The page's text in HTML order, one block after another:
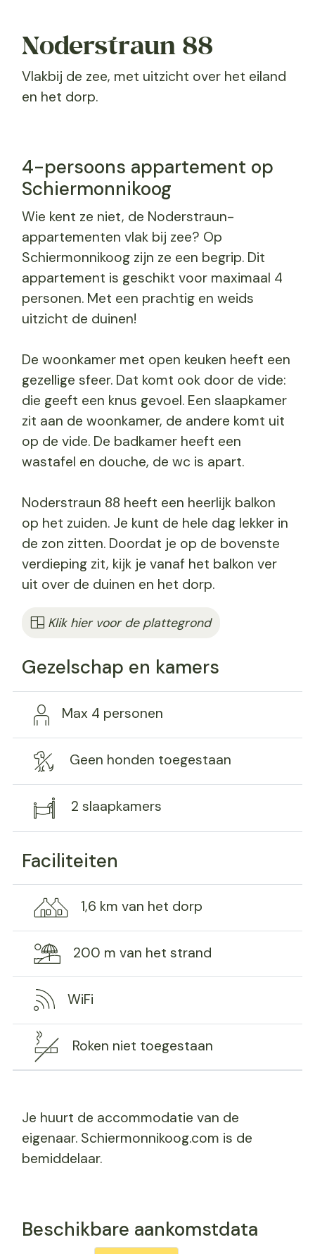
Noderstraun 88
Vlakbij de zee, met uitzicht over het eiland
en het dorp.
4-persoons appartement op
Schiermonnikoog
Wie kent ze niet, de Noderstraun-
appartementen vlak bij zee? Op
Schiermonnikoog zijn ze een begrip. Dit
appartement is geschikt voor maximaal 4
personen. Met een prachtig en weids
uitzicht de duinen!
De woonkamer met open keuken heeft een
gezellige sfeer. Dat komt ook door de vide:
die geeft een knus gevoel. Een slaapkamer
zit aan de woonkamer, de andere komt uit
op de vide. De badkamer heeft een
wastafel en douche, de wc is apart.
Noderstraun 88 heeft een heerlijk balkon
op het zuiden. Je kunt de hele dag lekker in
de zon zitten. Doordat je op de bovenste
verdieping zit, kijk je vanaf het balkon ver
uit over de duinen en het dorp.
Klik hier voor de plattegrond
Gezelschap en kamers
Max 4 personen
Geen honden toegestaan
2 slaapkamers
Faciliteiten
1,6 km van het dorp
200 m van het strand
WiFi
Roken niet toegestaan
Je huurt de accommodatie van de
eigenaar. Schiermonnikoog.com is de
bemiddelaar.
Beschikbare aankomstdata